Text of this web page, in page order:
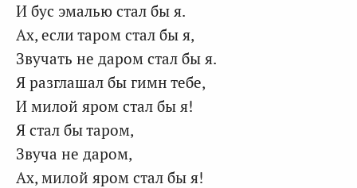
И бус эмалью стал бы я.
Ах, если таром стал бы я,
Звучать не даром стал бы я.
Я разглашал бы гимн тебе,
И милой яром стал бы я!
Я стал бы таром,
Звуча не даром,
Ах, милой яром стал бы я!